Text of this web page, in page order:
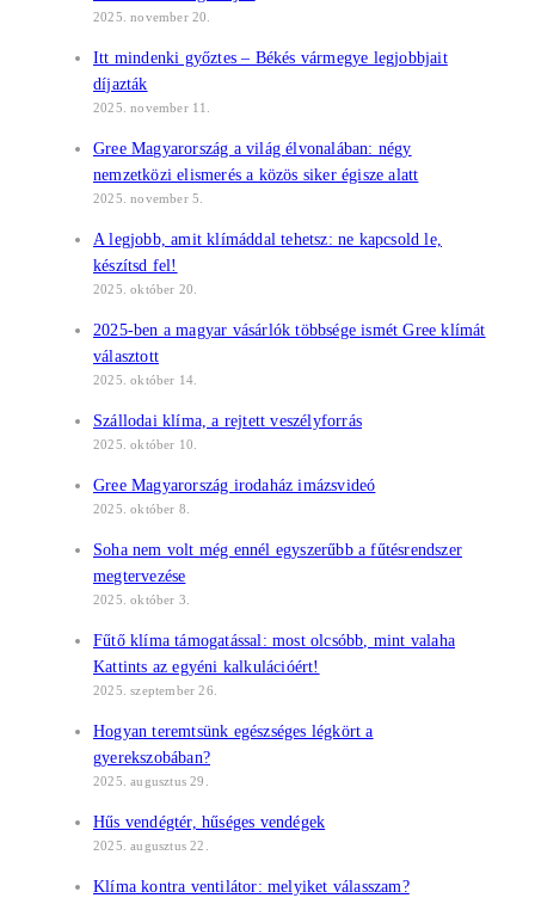
2025. november 20.
Itt mindenki győztes – Békés vármegye legjobbjait
díjazták
2025. november 11.
Gree Magyarország a világ élvonalában: négy
nemzetközi elismerés a közös siker égisze alatt
2025. november 5.
A legjobb, amit klímáddal tehetsz: ne kapcsold le,
készítsd fel!
2025. október 20.
2025-ben a magyar vásárlók többsége ismét Gree klímát
választott
2025. október 14.
Szállodai klíma, a rejtett veszélyforrás
2025. október 10.
Gree Magyarország irodaház imázsvideó
2025. október 8.
Soha nem volt még ennél egyszerűbb a fűtésrendszer
megtervezése
2025. október 3.
Fűtő klíma támogatással: most olcsóbb, mint valaha
Kattints az egyéni kalkulációért!
2025. szeptember 26.
Hogyan teremtsünk egészséges légkört a
gyerekszobában?
2025. augusztus 29.
Hűs vendégtér, hűséges vendégek
2025. augusztus 22.
Klíma kontra ventilátor: melyiket válasszam?